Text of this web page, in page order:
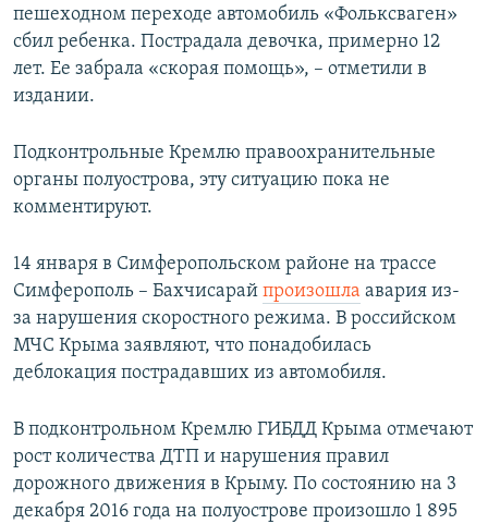
пешеходном переходе автомобиль «Фольксваген»
сбил ребенка. Пострадала девочка, примерно 12
лет. Ее забрала «скорая помощь», – отметили в
издании.
Подконтрольные Кремлю правоохранительные
органы полуострова, эту ситуацию пока не
комментируют.
14 января в Симферопольском районе на трассе
Симферополь – Бахчисарай произошла авария из-
за нарушения скоростного режима. В российском
МЧС Крыма заявляют, что понадобилась
деблокация пострадавших из автомобиля.
В подконтрольном Кремлю ГИБДД Крыма отмечают
рост количества ДТП и нарушения правил
дорожного движения в Крыму. По состоянию на 3
декабря 2016 года на полуострове произошло 1 895